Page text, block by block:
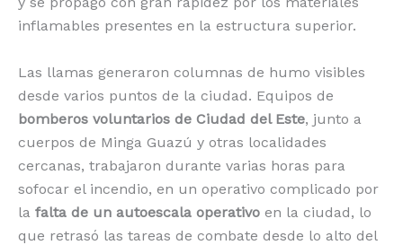
inflamables presentes en la estructura superior.
Las llamas generaron columnas de humo visibles
desde varios puntos de la ciudad. Equipos de
bomberos voluntarios de Ciudad del Este, junto a
cuerpos de Minga Guazú y otras localidades
cercanas, trabajaron durante varias horas para
sofocar el incendio, en un operativo complicado por
la falta de un autoescala operativo en la ciudad, lo
que retrasó las tareas de combate desde lo alto del